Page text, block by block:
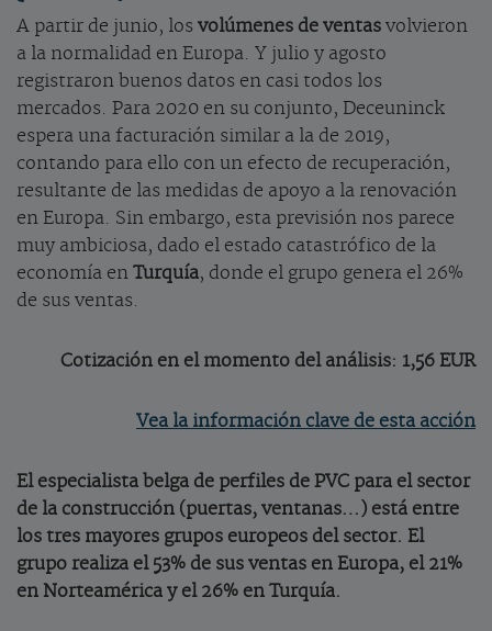
A partir de junio, los volúmenes de ventas volvieron
a la normalidad en Europa. Y julio y agosto
registraron buenos datos en casi todos los
mercados. Para 2020 en su conjunto, Deceuninck
espera una facturación similar a la de 2019,
contando para ello con un efecto de recuperación,
resultante de las medidas de apoyo a la renovación
en Europa. Sin embargo, esta previsión nos parece
muy ambiciosa, dado el estado catastrófico de la
economía en Turquía, donde el grupo genera el 26%
de sus ventas.
Cotización en el momento del análisis: 1,56 EUR
Vea la información clave de esta acción
El especialista belga de perfiles de PVC para el sector
de la construcción (puertas, ventanas…) está entre
los tres mayores grupos europeos del sector. El
grupo realiza el 53% de sus ventas en Europa, el 21%
en Norteamérica y el 26% en Turquía.